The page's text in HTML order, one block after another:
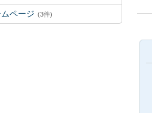
ページ (3件)